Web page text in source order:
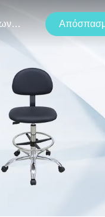
Επικοινωνήστε Μαζί Μας